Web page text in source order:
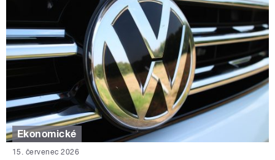
Ekonomické
15. červenec 2026